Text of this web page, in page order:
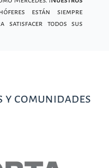
están siempre
satisfacer todos sus
y comunidades